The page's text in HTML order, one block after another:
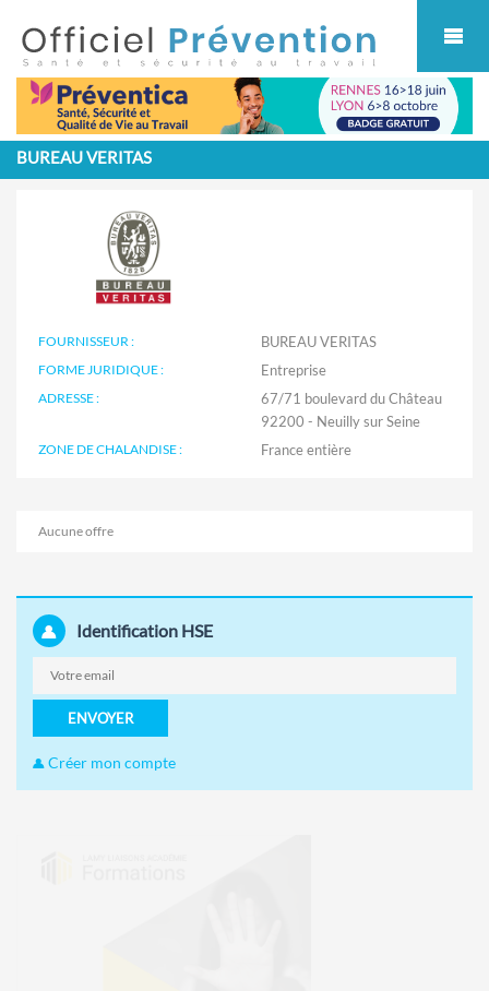
BUREAU VERITAS
FOURNISSEUR : BUREAU VERITAS
FORME JURIDIQUE : Entreprise
ADRESSE :
67/71 boulevard du Château
92200 - Neuilly sur Seine
ZONE DE CHALANDISE :
Aucune offre
Identification HSE
ENVOYER
Créer mon compte